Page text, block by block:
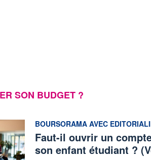
SON BUDGET ?
information fournie par
BOURSORAMA AVEC
Faut-il ouvrir un
son enfant étudiant ?